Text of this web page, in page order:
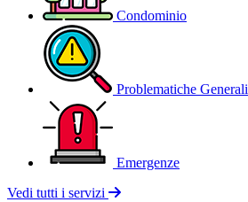
Condominio
Problematiche Generali
Emergenze
Vedi tutti i servizi